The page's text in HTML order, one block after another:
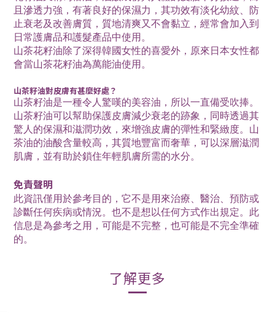
且滲透力強，有著良好的保濕力，其功效有淡化幼紋、防
止衰老及改善膚質，質地清爽又不會黏立，經常會加入到
日常護膚品和護髮產品中使用。
山茶花籽油除了深得韓國女性的喜愛外，原來日本女性都
會當山茶花籽油為萬能油使用。
山茶籽油對皮膚有甚麼好處？
山茶籽油是一種令人驚嘆的美容油，所以一直備受吹捧。
山茶籽油可以幫助保護皮膚減少衰老的跡象，同時透過其
驚人的保濕和滋潤功效，來增強皮膚的彈性和緊緻度。山
茶油的油酸含量較高，其質地豐富而奢華，可以深層滋潤
肌膚，並有助於鎖住年輕肌膚所需的水分。
免責聲明
此資訊僅用於參考目的，它不是用來治療、醫治、預防或
診斷任何疾病或情況。也不是想以任何方式作出規定。此
信息是為參考之用，可能是不完整，也可能是不完全準確
的。
了解更多